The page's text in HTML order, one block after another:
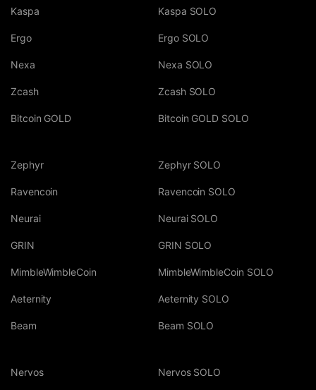
Kaspa
Ergo
Nexa
Zcash
Bitcoin GOLD
Kaspa SOLO
Ergo SOLO
Nexa SOLO
Zcash SOLO
Bitcoin GOLD SOLO
Zephyr
Ravencoin
Neurai
GRIN
MimbleWimbleCoin
Aeternity
Beam
Zephyr SOLO
Ravencoin SOLO
Neurai SOLO
GRIN SOLO
MimbleWimbleCoin SOLO
Aeternity SOLO
Beam SOLO
Nervos Nervos SOLO